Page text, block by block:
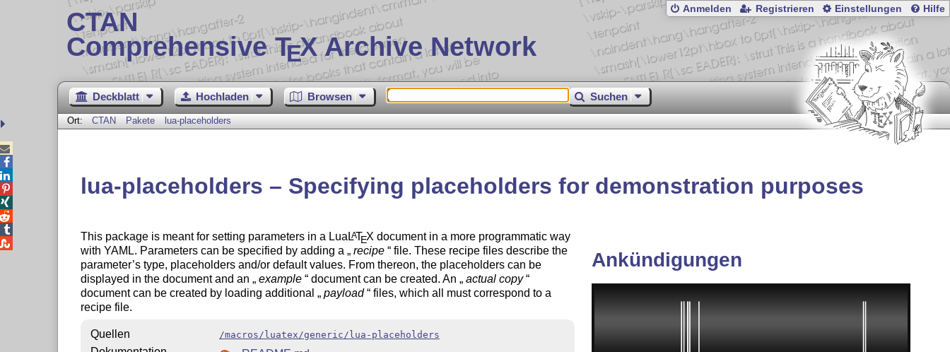
CTAN
Comprehensive TEX Archive Network
Anmelden Registrieren Einstellungen Hilfe
Deckblatt Hochladen Browsen Suchen
Ort: CTAN Pakete lua-placeholders
lua-placeholders – Specifying placeholders for demonstration purposes
This package is meant for setting parameters in a Lua LATEX document in a more programmatic way
with YAML. Parameters can be specified by adding a
recipe file. These recipe files describe the
parameter’s type, placeholders and/or default values. From thereon, the placeholders can be
displayed in the document and an
example document can be created. An
actual copy
document can be created by loading additional
payload files, which all must correspond to a
recipe file.
Quellen /macros/luatex/generic/lua-placeholders
Ankündigungen




